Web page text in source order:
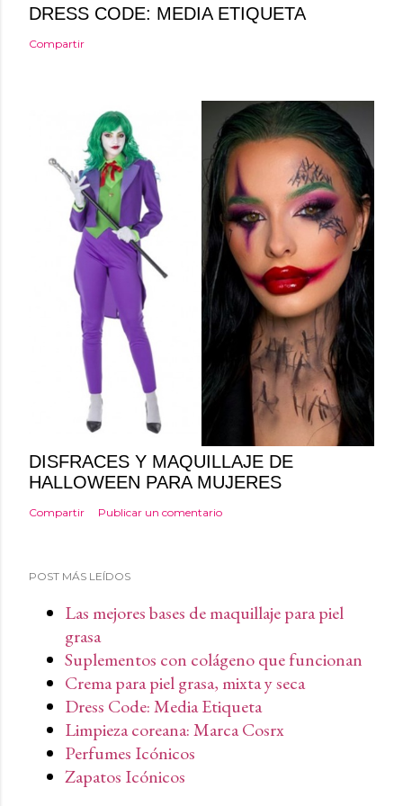
DRESS CODE: MEDIA ETIQUETA
Compartir
DISFRACES Y MAQUILLAJE DE
HALLOWEEN PARA MUJERES
Compartir Publicar un comentario
POST MÁS LEÍDOS
Las mejores bases de maquillaje para piel
grasa
Suplementos con colágeno que funcionan
Crema para piel grasa, mixta y seca
Dress Code: Media Etiqueta
Limpieza coreana: Marca Cosrx
Perfumes Icónicos
Zapatos Icónicos